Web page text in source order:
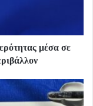
μέσα σε